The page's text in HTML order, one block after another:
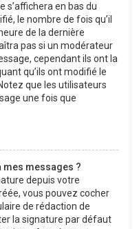
s’affichera en bas du
le nombre de fois qu’il
de la dernière
pas si un modérateur
cependant ils ont la
qu’ils ont modifié le
que les utilisateurs
une fois que
mes messages ?
depuis votre
vous pouvez cocher
de rédaction de
la signature par défaut